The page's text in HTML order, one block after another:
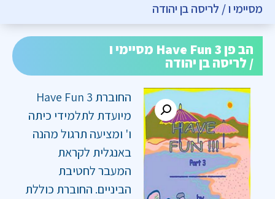
מסיימי ו / לריסה בן יהודה
הב פן Have Fun 3 מסיימי ו
/ לריסה בן יהודה
החוברת Have Fun 3
מיועדת לתלמידי כיתה
ו' ומציעה תרגול מהנה
באנגלית לקראת
המעבר לחטיבת
הביניים. החוברת כוללת